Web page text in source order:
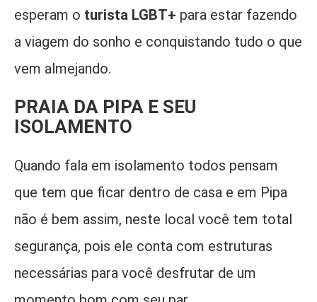
esperam o turista LGBT+ para estar fazendo
a viagem do sonho e conquistando tudo o que
vem almejando.
PRAIA DA PIPA E SEU
ISOLAMENTO
Quando fala em isolamento todos pensam
que tem que ficar dentro de casa e em Pipa
não é bem assim, neste local você tem total
segurança, pois ele conta com estruturas
necessárias para você desfrutar de um